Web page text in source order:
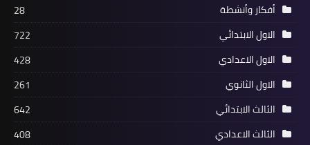
أفكار وأنشطة
28
الاول الابتدائي
722
الاول الاعدادي
428
الاول الثانوي
261
الثالث الابتدائي
642
الثالث الاعدادي
408